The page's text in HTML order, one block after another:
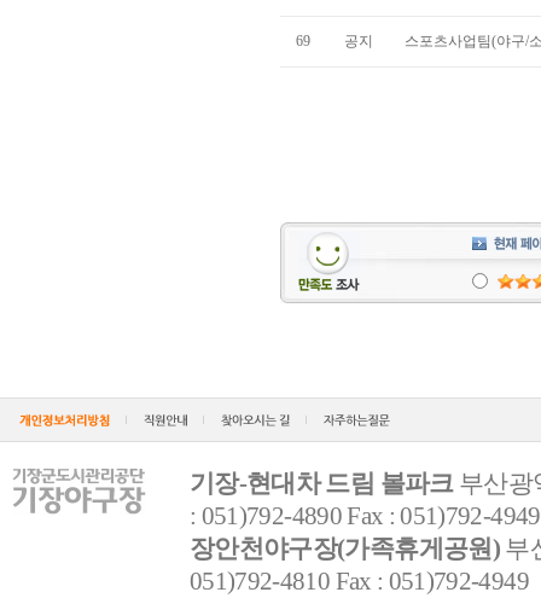
69 공지 스포츠사업팀(야구/
기장-현대차 드림 볼파크부산광
: 051)792-4890 Fax : 051)792-4949
장안천야구장(가족휴게공원)부
051)792-4810 Fax : 051)792-4949